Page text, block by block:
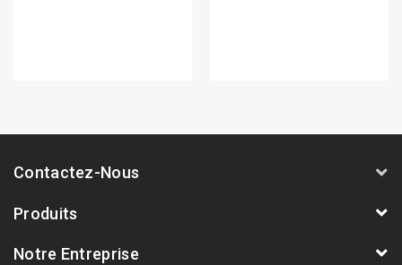
Contactez-Nous
Produits
Notre Entreprise